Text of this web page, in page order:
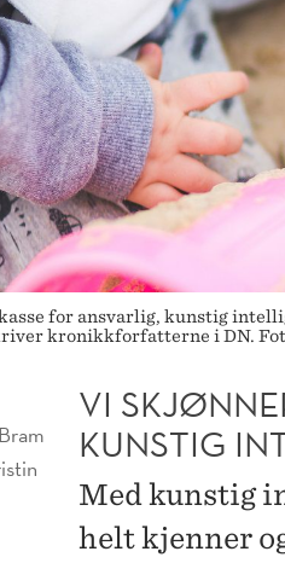
for ansvarlig, kunstig
kronikkforfatterne i DN.
VI
KUNSTIG
Med kunstig
helt kjenner